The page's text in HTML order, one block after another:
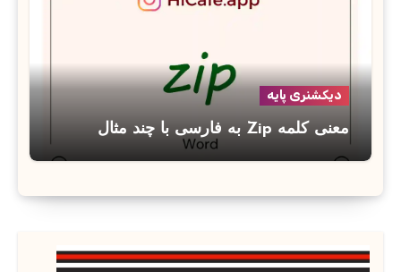
دیکشنری پایه
معنی کلمه Zip به فارسی با چند مثال